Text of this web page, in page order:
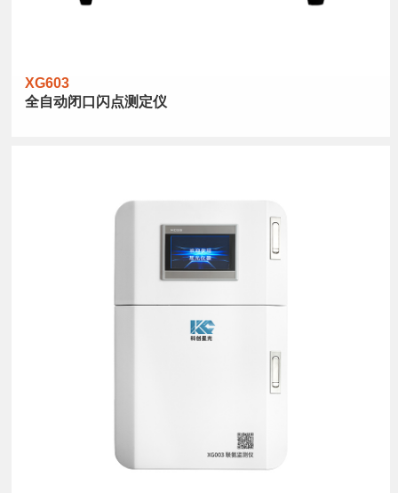
XG603
全自动闭口闪点测定仪